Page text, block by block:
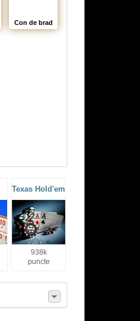
Con de brad
Texas Hold'em
938k
puncte